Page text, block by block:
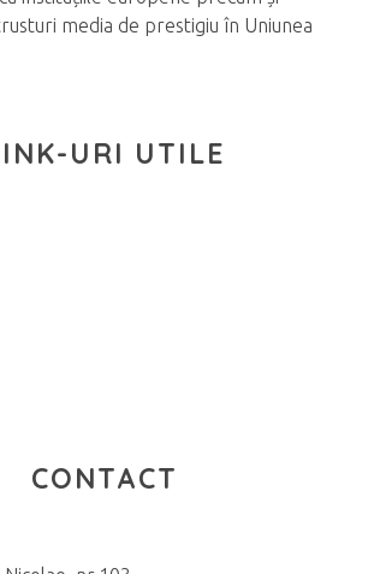
media de prestigiu în Uniunea
URI UTILE
CONTACT